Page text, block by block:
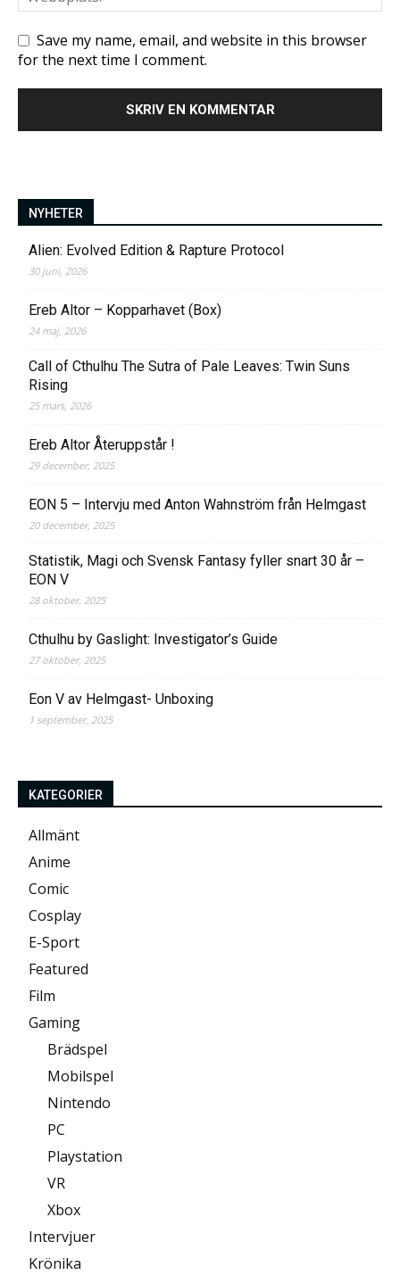
Save my name, email, and website in this browser
for the next time I comment.
NYHETER
Alien: Evolved Edition & Rapture Protocol
30 juni, 2026
Ereb Altor – Kopparhavet (Box)
24 maj, 2026
Call of Cthulhu The Sutra of Pale Leaves: Twin Suns
Rising
25 mars, 2026
Ereb Altor Återuppstår !
29 december, 2025
EON 5 – Intervju med Anton Wahnström från Helmgast
20 december, 2025
Statistik, Magi och Svensk Fantasy fyller snart 30 år –
EON V
28 oktober, 2025
Cthulhu by Gaslight: Investigator’s Guide
27 oktober, 2025
Eon V av Helmgast- Unboxing
1 september, 2025
KATEGORIER
Allmänt
Anime
Comic
Cosplay
E-Sport
Featured
Film
Gaming
Brädspel
Mobilspel
Nintendo
PC
Playstation
VR
Xbox
Intervjuer
Krönika